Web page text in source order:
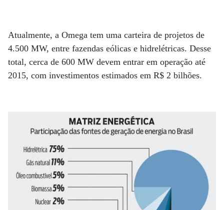
Atualmente, a Omega tem uma carteira de projetos de
4.500 MW, entre fazendas eólicas e hidrelétricas. Desse
total, cerca de 600 MW devem entrar em operação até
2015, com investimentos estimados em R$ 2 bilhões.